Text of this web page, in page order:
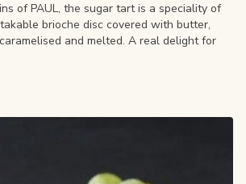
of PAUL, the sugar tart is a speciality of
brioche disc covered with butter,
and melted. A real delight for